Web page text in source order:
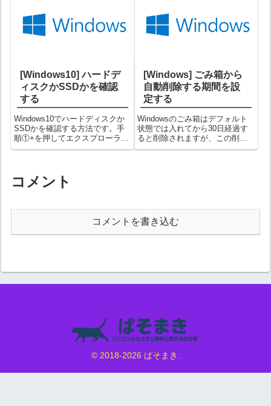
てください。→ リモートデスク
トップの接続先に ...
もない所を右クリック⇒「表示
(V)」⇒「デスクトップアイコン
の表示...
[Windows10] ハードデ
ィスクかSSDかを確認
する
Windows10でハードディスクか
SSDかを確認する方法です。手
順①+を押してエクスプローラー
を開き、画面右側の
③プロパティ画面にて「ツー
ル」タブを選択→「最適化(O)...
[Windows] ごみ箱から
自動削除する期間を設
定する
Windowsのごみ箱はデフォルト
状態では入れてから30日経過す
ると削除されますが、この削除
するまでの期間を変更する方法
コメント
コメントを書き込む
© 2018-2026 ぱそまき.